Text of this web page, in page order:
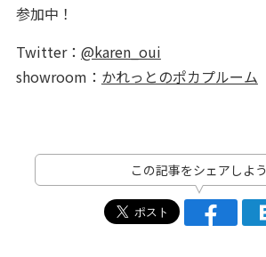
参加中！
Twitter： @karen_oui
showroom： かれっとのポカプルーム
この記事をシェアしよう